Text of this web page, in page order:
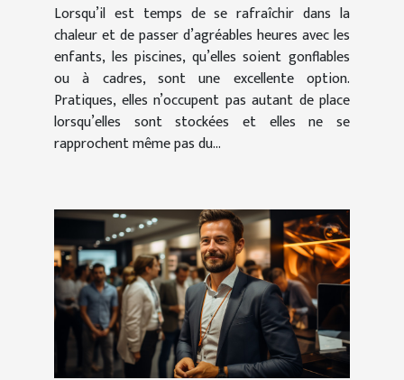
Lorsqu’il est temps de se rafraîchir dans la
chaleur et de passer d’agréables heures avec les
enfants, les piscines, qu’elles soient gonflables
ou à cadres, sont une excellente option.
Pratiques, elles n’occupent pas autant de place
lorsqu’elles sont stockées et elles ne se
rapprochent même pas du...